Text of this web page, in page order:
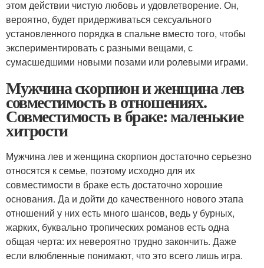
этом действии чистую любовь и удовлетворение. Он,
вероятно, будет придерживаться сексуального
установленного порядка в спальне вместо того, чтобы
экспериментировать с разными вещами, с
сумасшедшими новыми позами или ролевыми играми.
Мужчина скорпион и женщина лев
совместимость в отношениях.
Совместимость в браке: маленькие
хитрости
Мужчина лев и женщина скорпион достаточно серьезно
относятся к семье, поэтому исходно для их
совместимости в браке есть достаточно хорошие
основания. Да и дойти до качественного нового этапа
отношений у них есть много шансов, ведь у бурных,
жарких, буквально тропических романов есть одна
общая черта: их невероятно трудно закончить. Даже
если влюбленные понимают, что это всего лишь игра.